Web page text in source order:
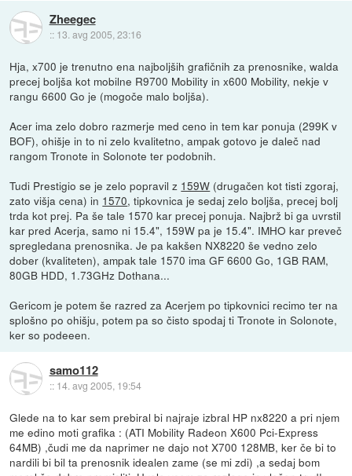
Zheegec
:: 13. avg 2005, 23:16
Hja, x700 je trenutno ena najboljših grafičnih za prenosnike, walda
precej boljša kot mobilne R9700 Mobility in x600 Mobility, nekje v
rangu 6600 Go je (mogoče malo boljša).
Acer ima zelo dobro razmerje med ceno in tem kar ponuja (299K v
BOF), ohišje in to ni zelo kvalitetno, ampak gotovo je daleč nad
rangom Tronote in Solonote ter podobnih.
Tudi Prestigio se je zelo popravil z 159W (drugačen kot tisti zgoraj,
zato višja cena) in 1570, tipkovnica je sedaj zelo boljša, precej bolj
trda kot prej. Pa še tale 1570 kar precej ponuja. Najbrž bi ga uvrstil
kar pred Acerja, samo ni 15.4", 159W pa je 15.4". IMHO kar preveč
spregledana prenosnika. Je pa kakšen NX8220 še vedno zelo
dober (kvaliteten), ampak tale 1570 ima GF 6600 Go, 1GB RAM,
80GB HDD, 1.73GHz Dothana...
Gericom je potem še razred za Acerjem po tipkovnici recimo ter na
splošno po ohišju, potem pa so čisto spodaj ti Tronote in Solonote,
ker so podeeen.
samo112
:: 14. avg 2005, 19:54
Glede na to kar sem prebiral bi najraje izbral HP nx8220 a pri njem
me edino moti grafika : (ATI Mobility Radeon X600 Pci-Express
64MB) ,čudi me da naprimer ne dajo not X700 128MB, ker če bi to
nardili bi bil ta prenosnik idealen zame (se mi zdi) ,a sedaj bom